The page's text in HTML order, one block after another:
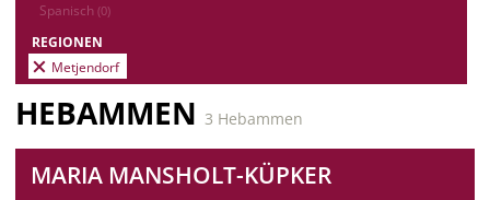
Spanisch (0)
REGIONEN
Metjendorf
HEBAMMEN 3 Hebammen
MARIA MANSHOLT-KÜPKER